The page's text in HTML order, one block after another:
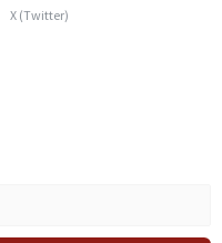
X (Twitter)